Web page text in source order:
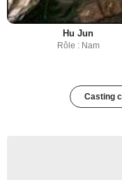
Hu Jun
Rôle : Nam
Casting